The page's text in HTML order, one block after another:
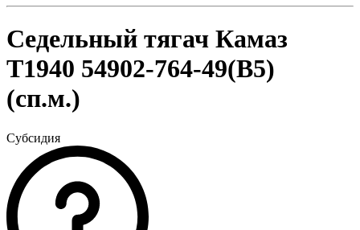
Седельный тягач Камаз
Т1940 54902-764-49(B5)
(сп.м.)
Субсидия